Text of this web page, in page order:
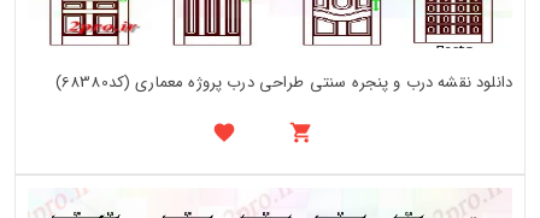
دانلود نقشه درب و پنجره سنتی طراحی درب پروژه معماری (کد68380)